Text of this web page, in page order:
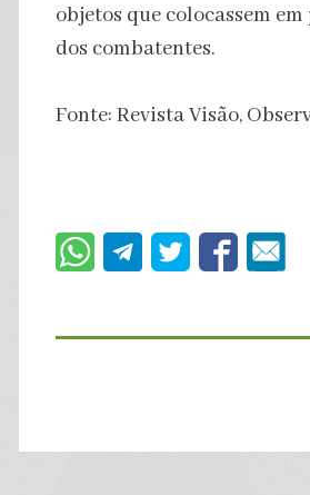
objetos que colocassem
dos combatentes.
Fonte: Revista Visão,